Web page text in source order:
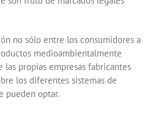
no sólo entre los consumidores a
medioambientalmente
las propias empresas fabricantes
los diferentes sistemas de
pueden optar.